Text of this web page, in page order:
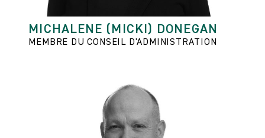
MICHALENE (MICKI) DONEGAN
MEMBRE DU CONSEIL D'ADMINISTRATION